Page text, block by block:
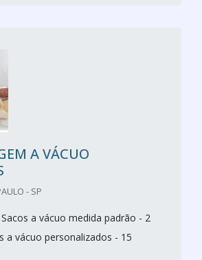
A VÁCUO
- SP
a vácuo medida padrão - 2
a vácuo personalizados - 15